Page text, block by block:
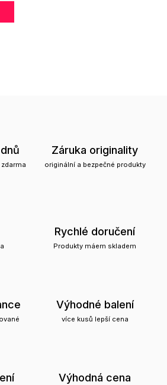
Záruka originality
originální a bezpečné produkty
Rychlé doručení
Produkty máem skladem
Výhodné balení
více kusů lepší cena
Výhodná cena